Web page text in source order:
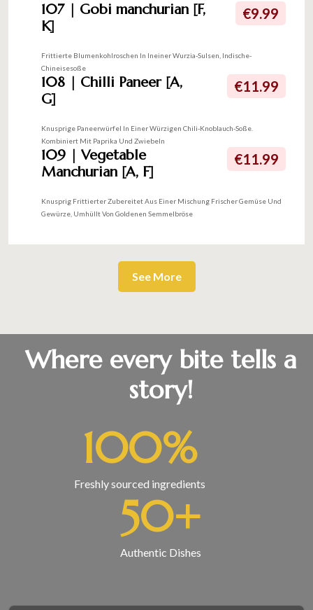
107 | Gobi manchurian [F,
K]
€9.99
Frittierte Blumenkohlroschen In Ineiner Wurzia-Sulsen, Indische-
Chineisesoße
108 | Chilli Paneer [A,
G]
€11.99
Knusprige Paneerwürfel In Einer Würzigen Chili-Knoblauch-Soße.
Kombiniert Mit Paprika Und Zwiebeln
109 | Vegetable
Manchurian [A, F]
€11.99
Knusprig Frittierter Zubereitet Aus Einer Mischung Frischer Gemüse Und
Gewürze, Umhüllt Von Goldenen Semmelbröse
See More
Where every bite tells a
story!
100%
Freshly sourced ingredients
50+
Authentic Dishes